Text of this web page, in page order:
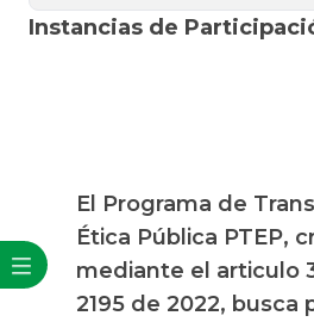
Instancias de
El Programa de
Ética Pública PTEP,
mediante el articulo
2195 de 2022, busca